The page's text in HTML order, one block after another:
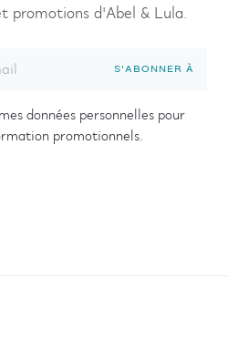
promotions d'Abel & Lula.
S'ABONNER À
données personnelles pour
promotionnels.